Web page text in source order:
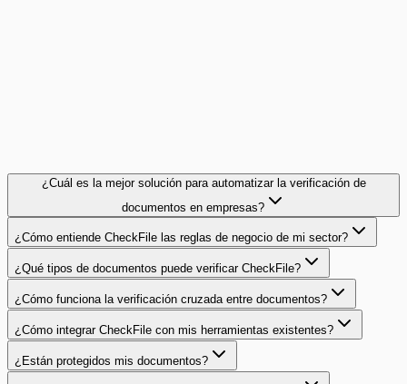
¿Cuál es la mejor solución para automatizar la verificación de
documentos en empresas?
¿Cómo entiende CheckFile las reglas de negocio de mi sector?
¿Qué tipos de documentos puede verificar CheckFile?
¿Cómo funciona la verificación cruzada entre documentos?
¿Cómo integrar CheckFile con mis herramientas existentes?
¿Están protegidos mis documentos?